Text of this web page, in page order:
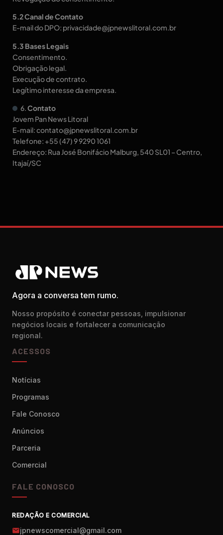
5.2 Canal de Contato
E-mail do DPO: privacidade@jpnewslitoral.com.br
5.3 Bases Legais
Consentimento.
Obrigação legal.
Execução de contrato.
Legítimo interesse da empresa.
6.Contato
Jovem Pan News Litoral
E-mail: contato@jpnewslitoral.com.br
Telefone: +55 (47) 9 9290 1061
Endereço: Rua José Bonifácio Malburg, 540 SL01 – Centro,
Itajaí/SC
Agora a conversa tem rumo.
Nosso propósito é conectar pessoas, impulsionar
negócios locais e fortalecer a comunicação
regional.
ACESSOS
Notícias
Programas
Fale Conosco
Anúncios
Parceria
Comercial
FALE CONOSCO
REDAÇÃO E COMERCIAL
jpnewscomercial@gmail.com